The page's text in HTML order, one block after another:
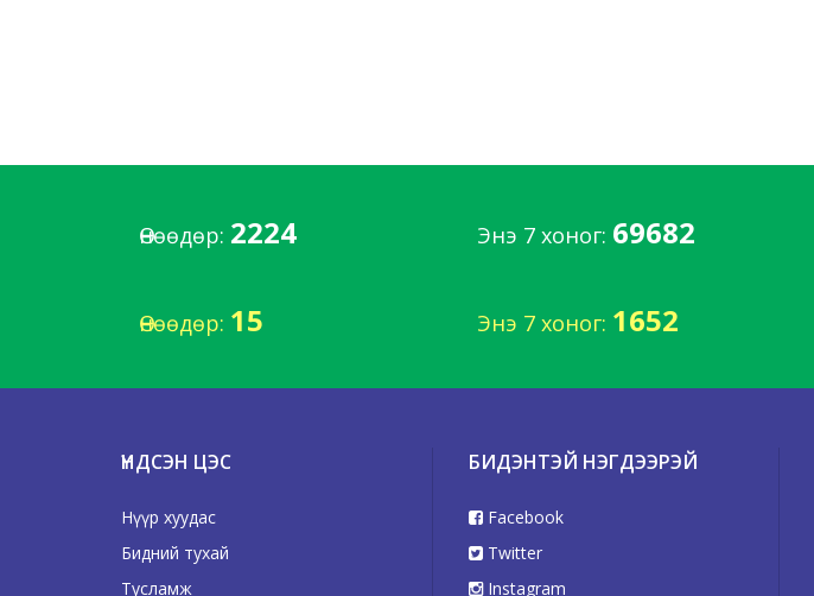
Өнөөдөр: 2224 Энэ 7 хоног: 69682
Өнөөдөр: 15 Энэ 7 хоног: 1652
ҮНДСЭН ЦЭС
Нүүр хуудас
Бидний тухай
Тусламж
БИДЭНТЭЙ НЭГДЭЭРЭЙ
Facebook
Twitter
Instagram